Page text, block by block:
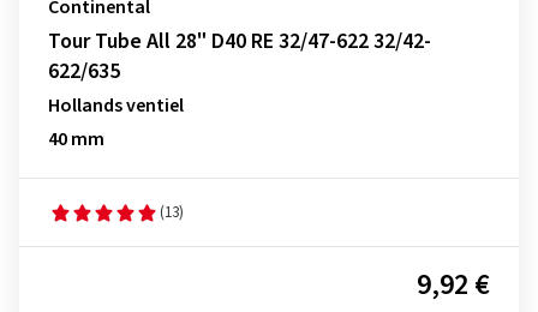
Continental
Tour Tube All 28" D40 RE 32/47-622 32/42-
622/635
Hollands ventiel
40 mm
(13)
9,92 €